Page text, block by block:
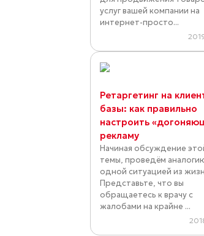
услуг вашей компании на
интернет-просто...
Ретаргетинг на
базы: как правильно
настроить
рекламу
Начиная обсуждение
темы, проведём
одной ситуацией из
Представьте, что вы
обращаетесь к врачу с
жалобами на крайне ...